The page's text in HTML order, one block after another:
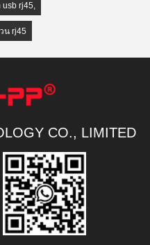
rj45,
น rj45
CO., LIMITED